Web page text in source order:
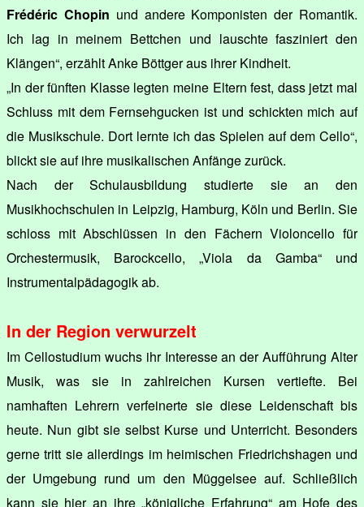
Frédéric Chopin und andere Komponisten der Romantik.
Ich lag in meinem Bettchen und lauschte fasziniert den
Klängen“, erzählt Anke Böttger aus ihrer Kindheit.
„In der fünften Klasse legten meine Eltern fest, dass jetzt mal
Schluss mit dem Fernsehgucken ist und schickten mich auf
die Musikschule. Dort lernte ich das Spielen auf dem Cello“,
blickt sie auf ihre musikalischen Anfänge zurück.
Nach der Schulausbildung studierte sie an den
Musikhochschulen in Leipzig, Hamburg, Köln und Berlin. Sie
schloss mit Abschlüssen in den Fächern Violoncello für
Orchestermusik, Barockcello, „Viola da Gamba“ und
Instrumentalpädagogik ab.
In der Region verwurzelt
Im Cellostudium wuchs ihr Interesse an der Aufführung Alter
Musik, was sie in zahlreichen Kursen vertiefte. Bei
namhaften Lehrern verfeinerte sie diese Leidenschaft bis
heute. Nun gibt sie selbst Kurse und Unterricht. Besonders
gerne tritt sie allerdings im heimischen Friedrichshagen und
der Umgebung rund um den Müggelsee auf. Schließlich
kann sie hier an ihre „königliche Erfahrung“ am Hofe des